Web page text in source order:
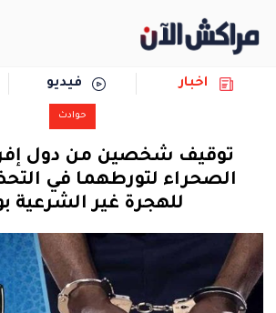
مجتمع
سياسة
رياضة
حوادث
اخبار فيديو
حوادث
توقيف شخصين من دول
الصحراء لتورطهما في
للهجرة غير الشرعية